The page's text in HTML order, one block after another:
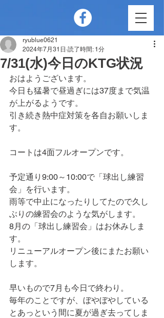
7/31(水)今日のKTG状況
ryublue0621
2024年7月31日 読了時間: 1分
おはようございます。
今日も猛暑で昼過ぎには37度まで気温
が上がるようです。
引き続き熱中症対策を各自お願いしま
す。
コートは4面フルオープンです。
予定通り9:00～10:00で「球出し練習
会」を行います。
雨等で中止になったりしてたので久し
ぶりの練習会のような気がします。
8月の「球出し練習会」はお休みしま
す。
リニューアルオープン後にまたお願い
します。
早いもので7月も今日で終わり。
毎年のことですが、ぼやぼやしている
とあっという間に夏が過ぎ去ってしま